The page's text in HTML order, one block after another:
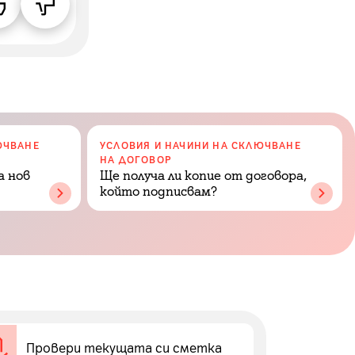
нов
УСЛОВИЯ И НАЧИНИ НА СКЛЮЧВАНЕ
НА ДОГОВОР
Ще получа ли копие от договора,
който подписвам?
Провери текущата си сметка